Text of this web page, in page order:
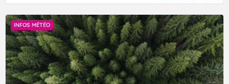
INFOS MÉTÉO